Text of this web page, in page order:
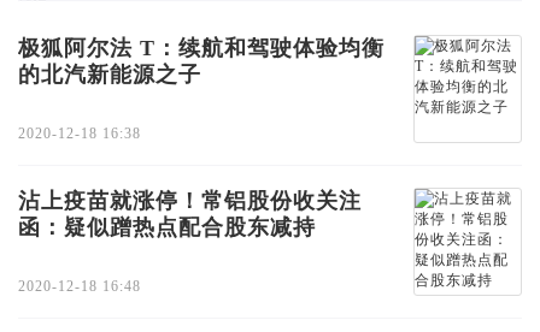
极狐阿尔法 T：续航和驾驶体验均衡
的北汽新能源之子
2020-12-18 16:38
沾上疫苗就涨停！常铝股份收关注
函：疑似蹭热点配合股东减持
2020-12-18 16:48